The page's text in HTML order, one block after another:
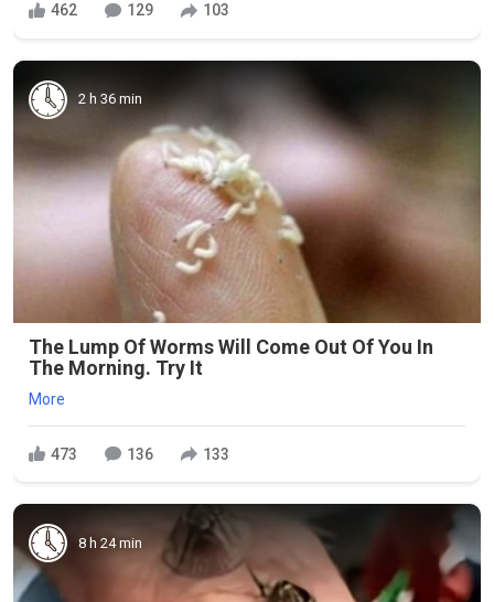
462 129 103
2 h 36 min
The Lump Of Worms Will Come Out Of You In
The Morning. Try It
More
473 136 133
8 h 24 min